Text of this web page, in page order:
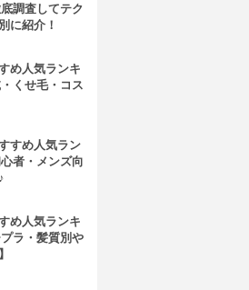
調査してテク
に紹介！
め人気ランキ
くせ毛・コス
すめ人気ラン
者・メンズ向
め人気ランキ
ラ・髪質別や